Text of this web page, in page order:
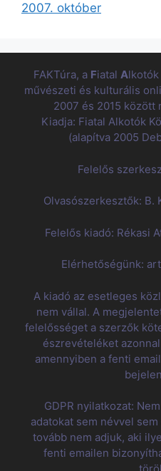
2007. október
FAKTúra, a Fiatal Alkotók
művészeti és kulturális
2007 és 2015 között
Kiadja: Fiatal Alkotók
(alapítva 2005
Felelős
Olvasószerkesztők: B.
Felelős kiadó: Rékasi
Elérhetőségünk:
A kiadó az esetleges
nem vállal. A
felelősséget a szerzők
észrevételéket
amennyiben a fenti
GDPR nyilatkozat:
adatokat sem névvel
tovább nem adjuk, aki
fenti emailen